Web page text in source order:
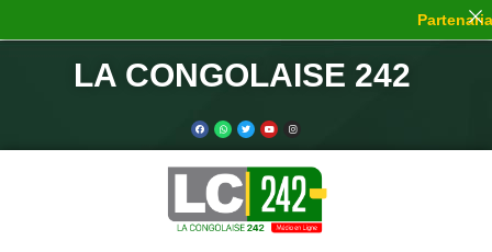
LA CONGOLAISE 242